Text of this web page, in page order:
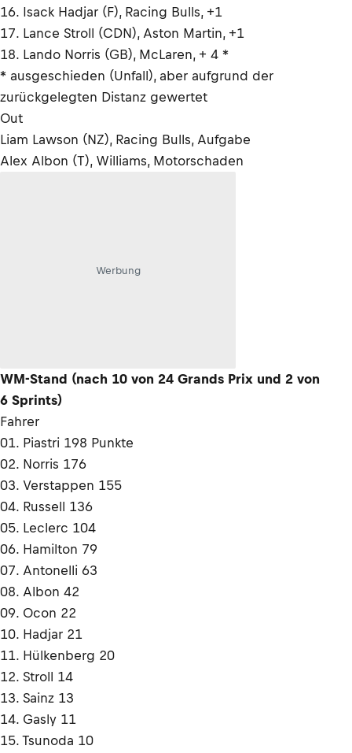
16. Isack Hadjar (F), Racing Bulls, +1
17. Lance Stroll (CDN), Aston Martin, +1
18. Lando Norris (GB), McLaren, + 4 *
* ausgeschieden (Unfall), aber aufgrund der
zurückgelegten Distanz gewertet
Out
Liam Lawson (NZ), Racing Bulls, Aufgabe
Alex Albon (T), Williams, Motorschaden
Werbung
WM-Stand (nach 10 von 24 Grands Prix und 2 von
6 Sprints)
Fahrer
01. Piastri 198 Punkte
02. Norris 176
03. Verstappen 155
04. Russell 136
05. Leclerc 104
06. Hamilton 79
07. Antonelli 63
08. Albon 42
09. Ocon 22
10. Hadjar 21
11. Hülkenberg 20
12. Stroll 14
13. Sainz 13
14. Gasly 11
15. Tsunoda 10